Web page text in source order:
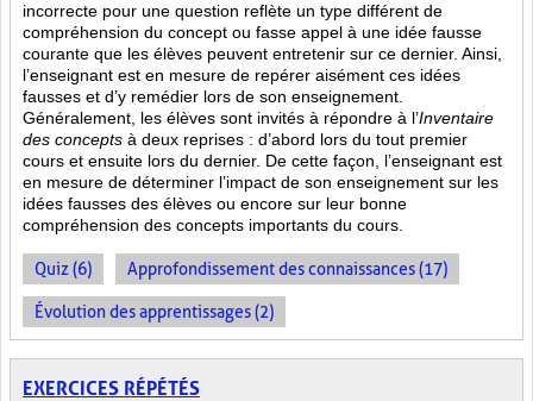
incorrecte pour une question reflète un type différent de
compréhension du concept ou fasse appel à une idée fausse
courante que les élèves peuvent entretenir sur ce dernier. Ainsi,
l’enseignant est en mesure de repérer aisément ces idées
fausses et d’y remédier lors de son enseignement.
Généralement, les élèves sont invités à répondre à l’Inventaire
des concepts à deux reprises : d’abord lors du tout premier
cours et ensuite lors du dernier. De cette façon, l’enseignant est
en mesure de déterminer l’impact de son enseignement sur les
idées fausses des élèves ou encore sur leur bonne
compréhension des concepts importants du cours.
Quiz (6) Approfondissement des connaissances (17)
Évolution des apprentissages (2)
EXERCICES RÉPÉTÉS